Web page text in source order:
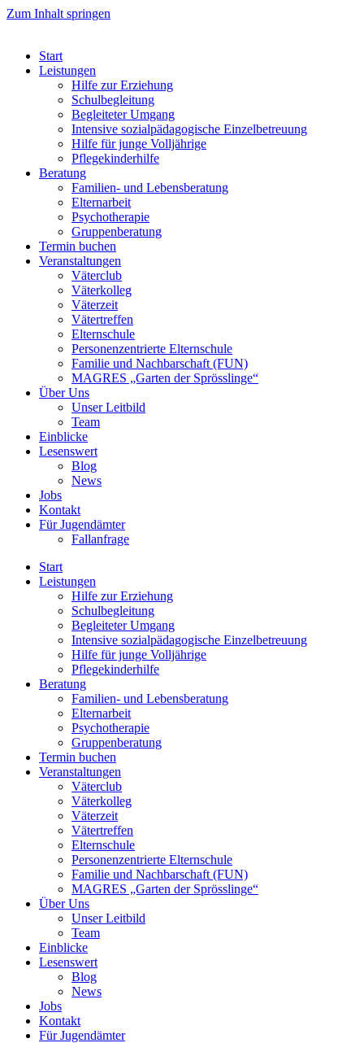
Zum Inhalt springen
Start
Leistungen
Hilfe zur Erziehung
Schulbegleitung
Begleiteter Umgang
Intensive sozialpädagogische Einzelbetreuung
Hilfe für junge Volljährige
Pflegekinderhilfe
Beratung
Familien- und Lebensberatung
Elternarbeit
Psychotherapie
Gruppenberatung
Termin buchen
Veranstaltungen
Väterclub
Väterkolleg
Väterzeit
Vätertreffen
Elternschule
Personenzentrierte Elternschule
Familie und Nachbarschaft (FUN)
MAGRES „Garten der Sprösslinge“
Über Uns
Unser Leitbild
Team
Einblicke
Lesenswert
Blog
News
Jobs
Kontakt
Für Jugendämter
Fallanfrage
Start
Leistungen
Hilfe zur Erziehung
Schulbegleitung
Begleiteter Umgang
Intensive sozialpädagogische Einzelbetreuung
Hilfe für junge Volljährige
Pflegekinderhilfe
Beratung
Familien- und Lebensberatung
Elternarbeit
Psychotherapie
Gruppenberatung
Termin buchen
Veranstaltungen
Väterclub
Väterkolleg
Väterzeit
Vätertreffen
Elternschule
Personenzentrierte Elternschule
Familie und Nachbarschaft (FUN)
MAGRES „Garten der Sprösslinge“
Über Uns
Unser Leitbild
Team
Einblicke
Lesenswert
Blog
News
Jobs
Kontakt
Für Jugendämter